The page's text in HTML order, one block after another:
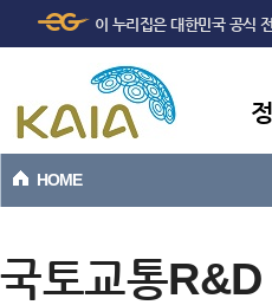
본문바로가기
이 누리집은 대한민국 공식
HOME
국토교통R&D